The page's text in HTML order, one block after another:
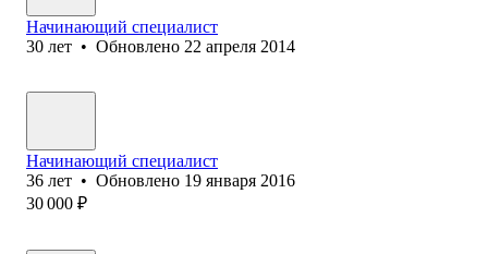
Начинающий специалист
30 лет • Обновлено 22 апреля 2014
Начинающий специалист
36 лет • Обновлено 19 января 2016
30 000 ₽